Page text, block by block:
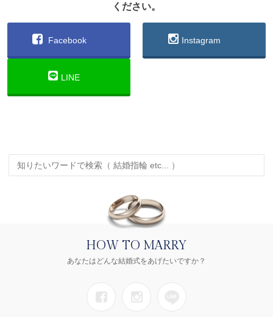
ください。
Facebook Instagram
LINE
HOW TO MARRY
あなたはどんな結婚式をあげたいですか？